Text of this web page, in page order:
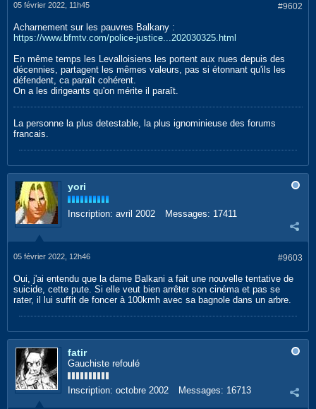
#9602
05 février 2022, 11h45
Acharnement sur les pauvres Balkany :
https://www.bfmtv.com/police-justice...202030325.html
En même temps les Levalloisiens les portent aux nues depuis des
décennies, partagent les mêmes valeurs, pas si étonnant qu'ils les
défendent, ca paraît cohérent.
On a les dirigeants qu'on mérite il paraît.
La personne la plus detestable, la plus ignominieuse des forums
francais.
yori
Inscription: avril 2002 Messages: 17411
#9603
05 février 2022, 12h46
Oui, j'ai entendu que la dame Balkani a fait une nouvelle tentative de
suicide, cette pute. Si elle veut bien arrêter son cinéma et pas se
rater, il lui suffit de foncer à 100kmh avec sa bagnole dans un arbre.
fatir
Gauchiste refoulé
Inscription: octobre 2002 Messages: 16713